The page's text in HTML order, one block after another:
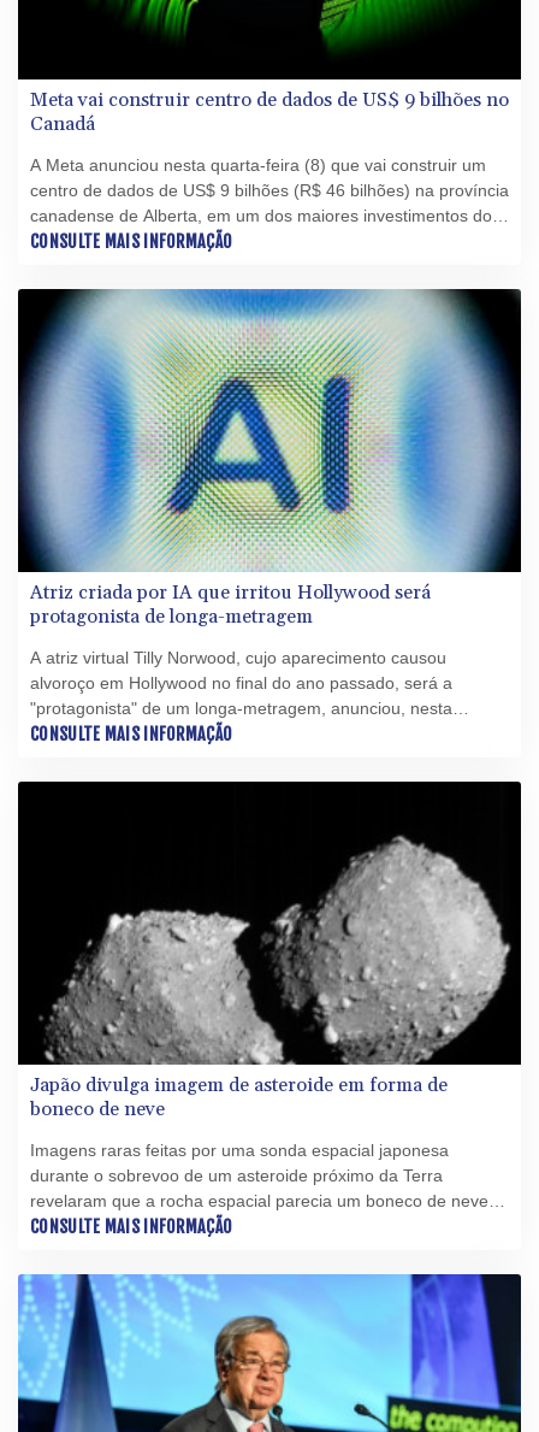
Meta vai construir centro de dados de US$ 9 bilhões no
Canadá
A Meta anunciou nesta quarta-feira (8) que vai construir um
centro de dados de US$ 9 bilhões (R$ 46 bilhões) na província
canadense de Alberta, em um dos maiores investimentos do
setor privado no país.
CONSULTE MAIS INFORMAÇÃO
Atriz criada por IA que irritou Hollywood será
protagonista de longa-metragem
A atriz virtual Tilly Norwood, cujo aparecimento causou
alvoroço em Hollywood no final do ano passado, será a
"protagonista" de um longa-metragem, anunciou, nesta
segunda-feira (6), o estúdio Particle6, encarregado do filme
CONSULTE MAIS INFORMAÇÃO
Japão divulga imagem de asteroide em forma de
boneco de neve
Imagens raras feitas por uma sonda espacial japonesa
durante o sobrevoo de um asteroide próximo da Terra
revelaram que a rocha espacial parecia um boneco de neve,
informaram cientistas nesta segunda-feira (6).
CONSULTE MAIS INFORMAÇÃO